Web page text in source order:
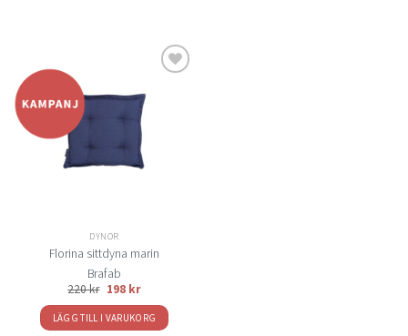
önskelistan
DYNOR
Florina sittdyna marin
Brafab
220kr 198 kr
LÄGG TILL I VARUKORG